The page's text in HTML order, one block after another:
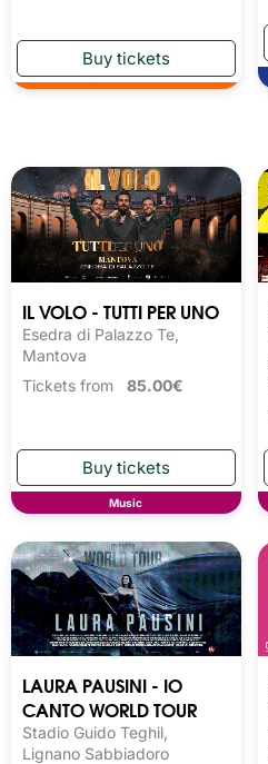
IL VOLO - TUTTI PER UNO
Esedra di Palazzo Te,
Mantova
Tickets from 85.00€
Music
LAURA PAUSINI - IO
CANTO WORLD TOUR
Stadio Guido Teghil,
Lignano Sabbiadoro